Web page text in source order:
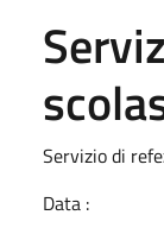
Servizio di
Data :